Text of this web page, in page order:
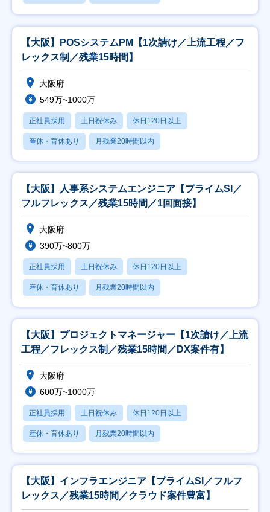
【大阪】POSシステムPM【1次請け／上流工程／フ
レックス制／残業15時間】
大阪府
549万~1000万
正社員採用 土日祝休み 休日120日以上
産休・育休あり 月残業20時間以内
【大阪】人事系システムエンジニア【プライムSI／
フルフレックス／残業15時間／1回面接】
大阪府
390万~800万
正社員採用 土日祝休み 休日120日以上
産休・育休あり 月残業20時間以内
【大阪】プロジェクトマネージャー【1次請け／上流
工程／フレックス制／残業15時間／DX案件有】
大阪府
600万~1000万
正社員採用 土日祝休み 休日120日以上
産休・育休あり 月残業20時間以内
【大阪】インフラエンジニア【プライムSI／フルフ
レックス／残業15時間／クラウド案件豊富】